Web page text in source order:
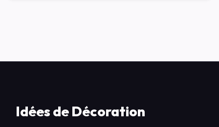
Idées de Décoration